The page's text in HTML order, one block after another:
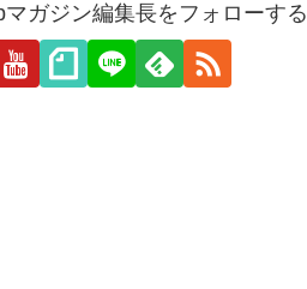
ガジン編集長をフォローする